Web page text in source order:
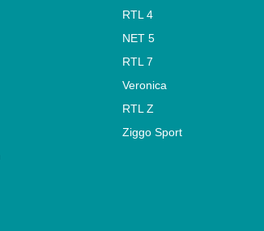
RTL 4
NET 5
RTL 7
Veronica
RTL Z
Ziggo Sport